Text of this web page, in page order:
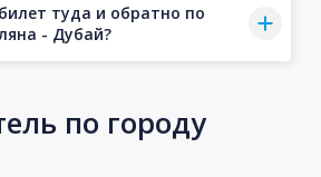
туда и обратно по
- Дубай?
по городу